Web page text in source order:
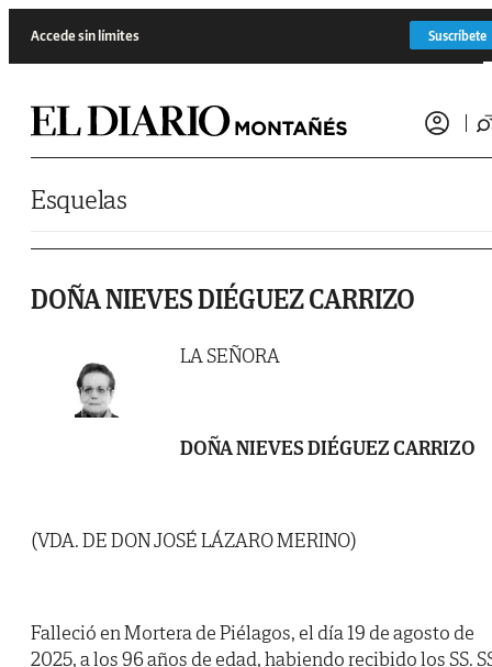
Accede sin límites Suscríbete
Esquelas
DOÑA NIEVES DIÉGUEZ CARRIZO
LA SEÑORA
DOÑA NIEVES DIÉGUEZ CARRIZO
(VDA. DE DON JOSÉ LÁZARO MERINO)
Falleció en Mortera de Piélagos, el día 19 de agosto de
2025, a los 96 años de edad, habiendo recibido los SS.